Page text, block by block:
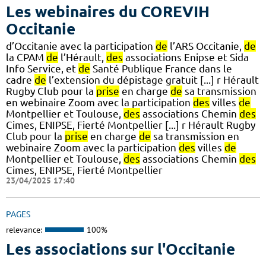
Les webinaires du COREVIH
Occitanie
d’Occitanie avec la participation de l’ARS Occitanie, de
la CPAM de l’Hérault, des associations Enipse et Sida
Info Service, et de Santé Publique France dans le
cadre de l’extension du dépistage gratuit [...] r Hérault
Rugby Club pour la prise en charge de sa transmission
en webinaire Zoom avec la participation des villes de
Montpellier et Toulouse, des associations Chemin des
Cimes, ENIPSE, Fierté Montpellier [...] r Hérault Rugby
Club pour la prise en charge de sa transmission en
webinaire Zoom avec la participation des villes de
Montpellier et Toulouse, des associations Chemin des
Cimes, ENIPSE, Fierté Montpellier
23/04/2025 17:40
PAGES
relevance: 100%
Les associations sur l'Occitanie